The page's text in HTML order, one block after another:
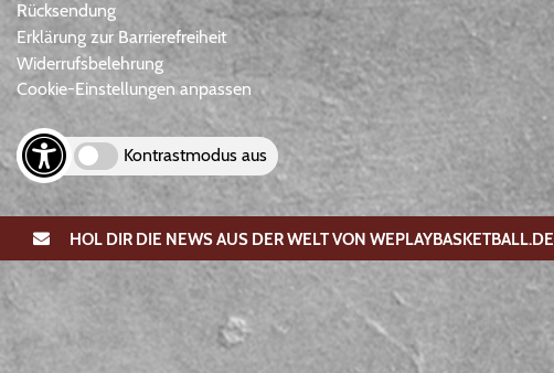
Rücksendung
Erklärung zur Barrierefreiheit
Widerrufsbelehrung
Cookie-Einstellungen anpassen
Kontrastmodus aus
HOL DIR DIE NEWS AUS DER WELT VON WEPLAYBASKETBALL.DE